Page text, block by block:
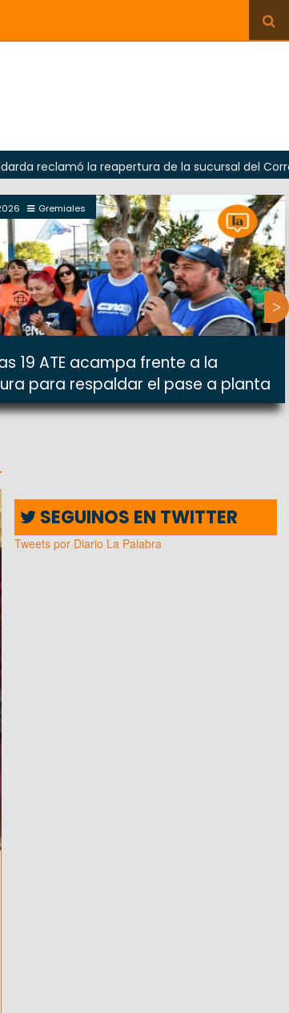
la reapertura de la sucursal del Correo
Gremiales
19 ATE acampa frente a la
para respaldar el pase a planta
SEGUINOS EN TWITTER
Tweets por Diario La Palabra